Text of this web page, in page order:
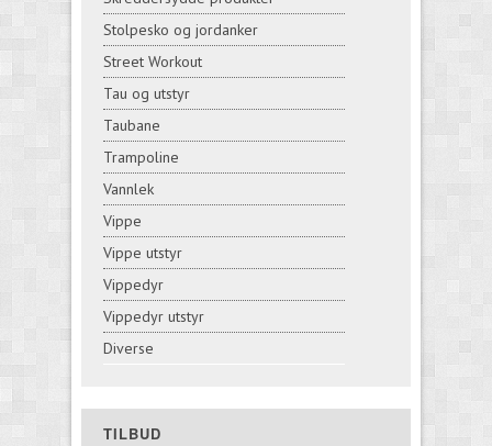
Stolpesko og jordanker
Street Workout
Tau og utstyr
Taubane
Trampoline
Vannlek
Vippe
Vippe utstyr
Vippedyr
Vippedyr utstyr
Diverse
TILBUD